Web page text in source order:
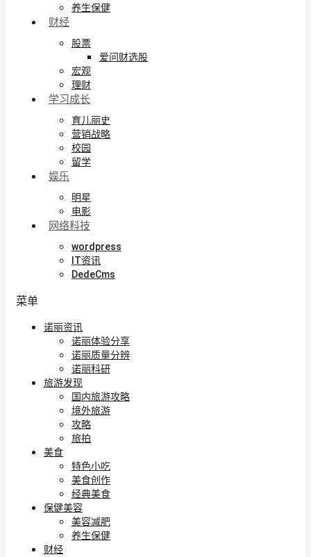
养生保健
财经
股票
爱问财选股
宏观
理财
学习成长
育儿丽史
营销战略
校园
留学
娱乐
明星
电影
网络科技
wordpress
IT资讯
DedeCms
菜单
诺丽资讯
诺丽体验分享
诺丽质量分辨
诺丽科研
旅游发现
国内旅游攻略
境外旅游
攻略
旅拍
美食
特色小吃
美食创作
经典美食
保健美容
美容减肥
养生保健
财经